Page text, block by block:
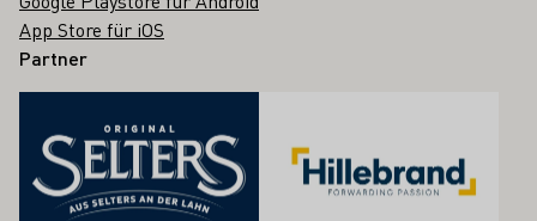
App Store für iOS
Partner